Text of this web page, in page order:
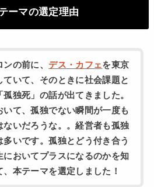
ーマの選定理由
ンの前に、デス・カフェを東京
ていて、そのときに社会課題と
孤独死」の話が出てきました。
いて、孤独でない瞬間が一度も
ないだろうな。。経営者も孤独
多いです。孤独とどう付き合う
においてプラスになるのかを知
、本テーマを選定しました！